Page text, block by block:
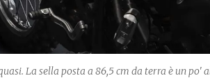
La sella posta a 86,5 cm da terra è un po'